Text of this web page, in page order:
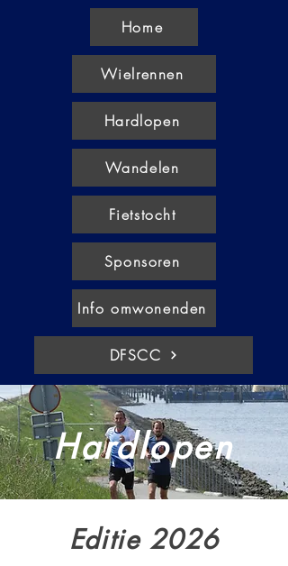
Home
Wielrennen
Hardlopen
Wandelen
Fietstocht
Sponsoren
Info omwonenden
DFSCC
Hardlopen
Editie 2026